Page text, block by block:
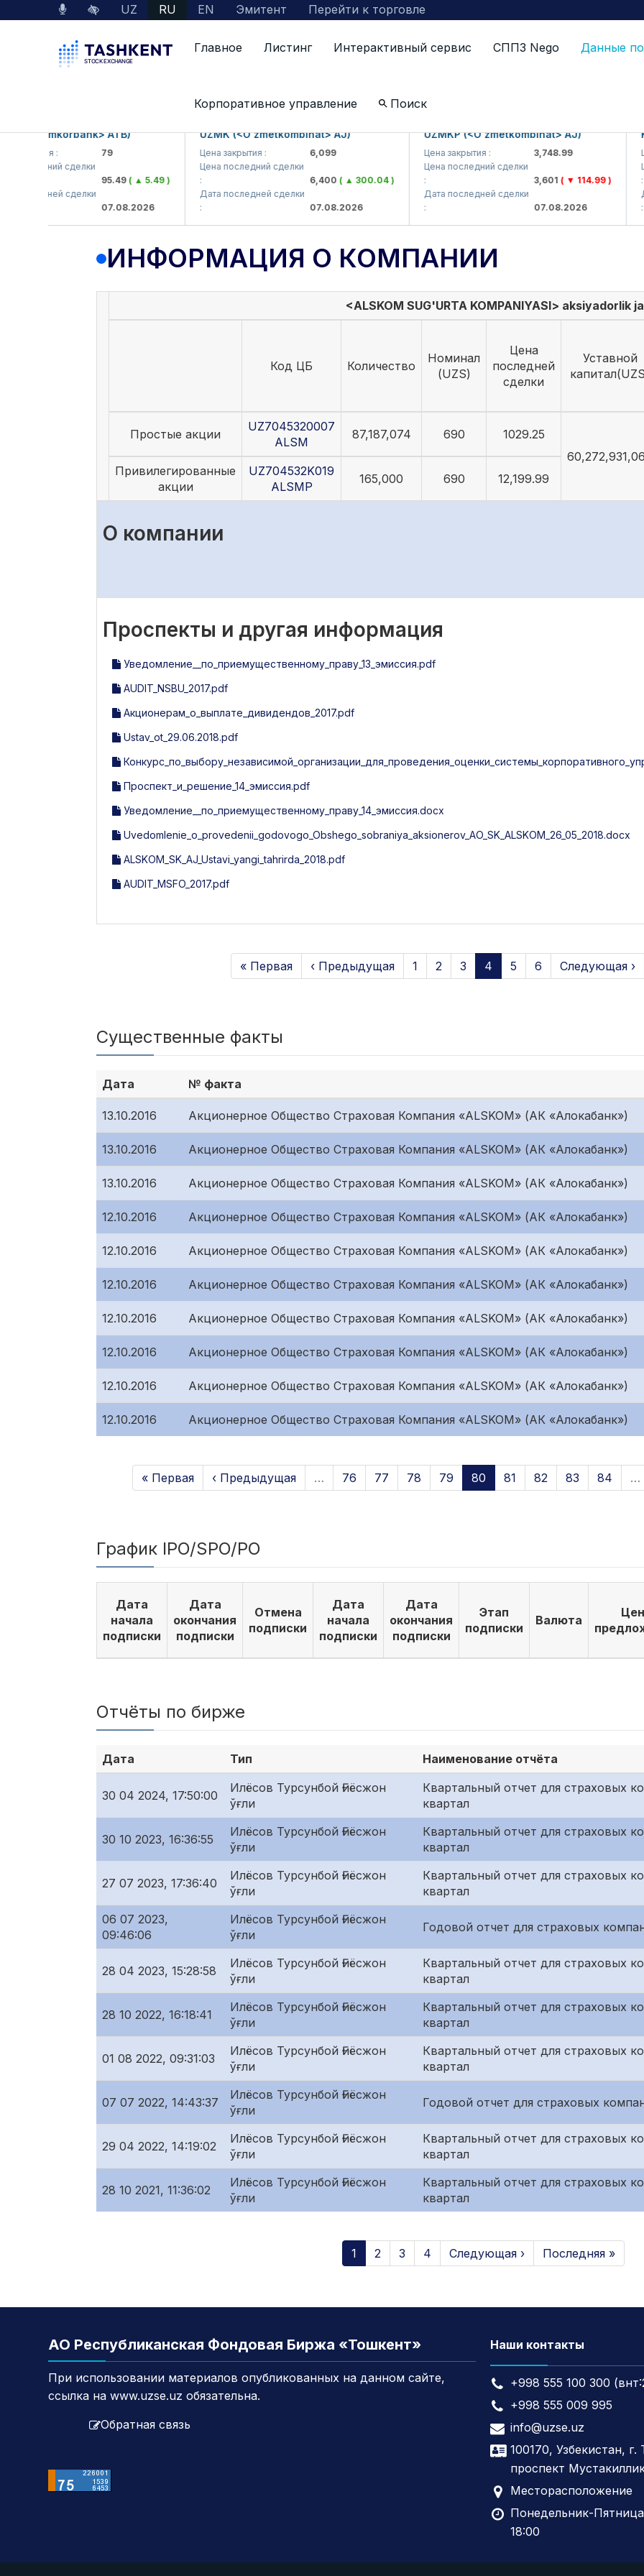
UZ RU EN Эмитент Перейти к торговле
Главное Листинг Интерактивный сервис СППЗ Nego Данные
Корпоративное управление Поиск
Информация о компании
(<Hamkorbank> ATB)
сделки
95.49( ▲ 5.49 )
сделки
07.08.2026
UZMK (<O'zmetkombinat> AJ)
Цена закрытия :
6,099
Цена последний сделки
6,400( ▲ 300.04 )
Дата последней сделки
07.08.2026
UZMKP (<O'zmetkombinat> AJ)
Цена закрытия :
3,748.99
Цена последний сделки
3,601( ▼ 114.99 )
Дата последней сделки
07.08.2026
ИНФОРМАЦИЯ О КОМПАНИИ
<ALSKOM SUG'URTA KOMPANIYASI> aksiyadorlik
Код ЦБ Количество
Номинал
(UZS)
Цена
последней
сделки
Уставной
Простые акции
UZ7045320007
ALSM
87,187,074 690
1029.25
Привилегированные
акции
UZ704532K019
ALSMP
165,000 690 12,199.99
О компании
Проспекты и другая информация
Уведомление__по_приемущественному_праву_13_эмиссия.pdf
AUDIT_NSBU_2017.pdf
Акционерам_о_выплате_дивидендов_2017.pdf
Ustav_ot_29.06.2018.pdf
Проспект_и_решение_14_эмиссия.pdf
Уведомление__по_приемущественному_праву_14_эмиссия.docx
Uvedomlenie_o_provedenii_godovogo_Obshego_sobraniya_aksionerov_AO_SK_ALSKOM_26_05_2018.docx
ALSKOM_SK_AJ_Ustavi_yangi_tahrirda_2018.pdf
AUDIT_MSFO_2017.pdf
« Первая ‹ Предыдущая 1 2 3 4 5 6 Следующая ›
Существенные факты
Дата № факта
13.10.2016 Акционерное Общество Страховая Компания «ALSKOM» (АК «Алокабанк»)
13.10.2016 Акционерное Общество Страховая Компания «ALSKOM» (АК «Алокабанк»)
13.10.2016 Акционерное Общество Страховая Компания «ALSKOM» (АК «Алокабанк»)
12.10.2016 Акционерное Общество Страховая Компания «ALSKOM» (АК «Алокабанк»)
12.10.2016 Акционерное Общество Страховая Компания «ALSKOM» (АК «Алокабанк»)
12.10.2016 Акционерное Общество Страховая Компания «ALSKOM» (АК «Алокабанк»)
12.10.2016 Акционерное Общество Страховая Компания «ALSKOM» (АК «Алокабанк»)
12.10.2016 Акционерное Общество Страховая Компания «ALSKOM» (АК «Алокабанк»)
12.10.2016 Акционерное Общество Страховая Компания «ALSKOM» (АК «Алокабанк»)
12.10.2016 Акционерное Общество Страховая Компания «ALSKOM» (АК «Алокабанк»)
« Первая ‹ Предыдущая … 76 77 78 79 80 81 82 83 84 …
График IPO/SPO/PO
Дата
начала
подписки
Дата
окончания
подписки
Отмена
подписки
Дата
начала
подписки
Дата
окончания
подписки
Этап
подписки
Валюта
Отчёты по бирже
Дата Тип Наименование отчёта
30 04 2024, 17:50:00
Илёсов Турсунбой Ғиёсжон
ўғли
Квартальный отчет для страховых
квартал
30 10 2023, 16:36:55
Илёсов Турсунбой Ғиёсжон
ўғли
Квартальный отчет для страховых
квартал
27 07 2023, 17:36:40
Илёсов Турсунбой Ғиёсжон
ўғли
Квартальный отчет для страховых
квартал
06 07 2023,
09:46:06
Илёсов Турсунбой Ғиёсжон
ўғли
Годовой отчет для страховых
28 04 2023, 15:28:58
Илёсов Турсунбой Ғиёсжон
ўғли
Квартальный отчет для страховых
квартал
28 10 2022, 16:18:41
Илёсов Турсунбой Ғиёсжон
ўғли
Квартальный отчет для страховых
квартал
01 08 2022, 09:31:03
Илёсов Турсунбой Ғиёсжон
ўғли
Квартальный отчет для страховых
квартал
07 07 2022, 14:43:37
Илёсов Турсунбой Ғиёсжон
ўғли
Годовой отчет для страховых
29 04 2022, 14:19:02
Илёсов Турсунбой Ғиёсжон
ўғли
Квартальный отчет для страховых
квартал
28 10 2021, 11:36:02
Илёсов Турсунбой Ғиёсжон
ўғли
Квартальный отчет для страховых
квартал
1 2 3 4 Следующая › Последняя »
АО Республиканская Фондовая Биржа «Тошкент»
При использовании материалов опубликованных на данном сайте,
ссылка на www.uzse.uz обязательна.
Обратная связь
Наши контакты
+998 555 100 300
+998 555 009 995
info@uzse.uz
100170, Узбекистан, г.
проспект
Месторасположение
Понедельник-
18:00